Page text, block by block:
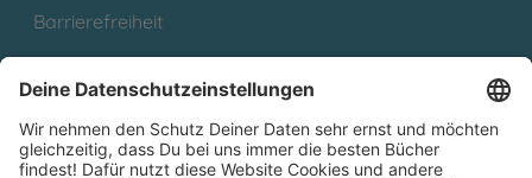
Barrierefreiheit
Partnerprogramm (Affiliate)